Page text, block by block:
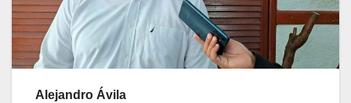
Alejandro Ávila